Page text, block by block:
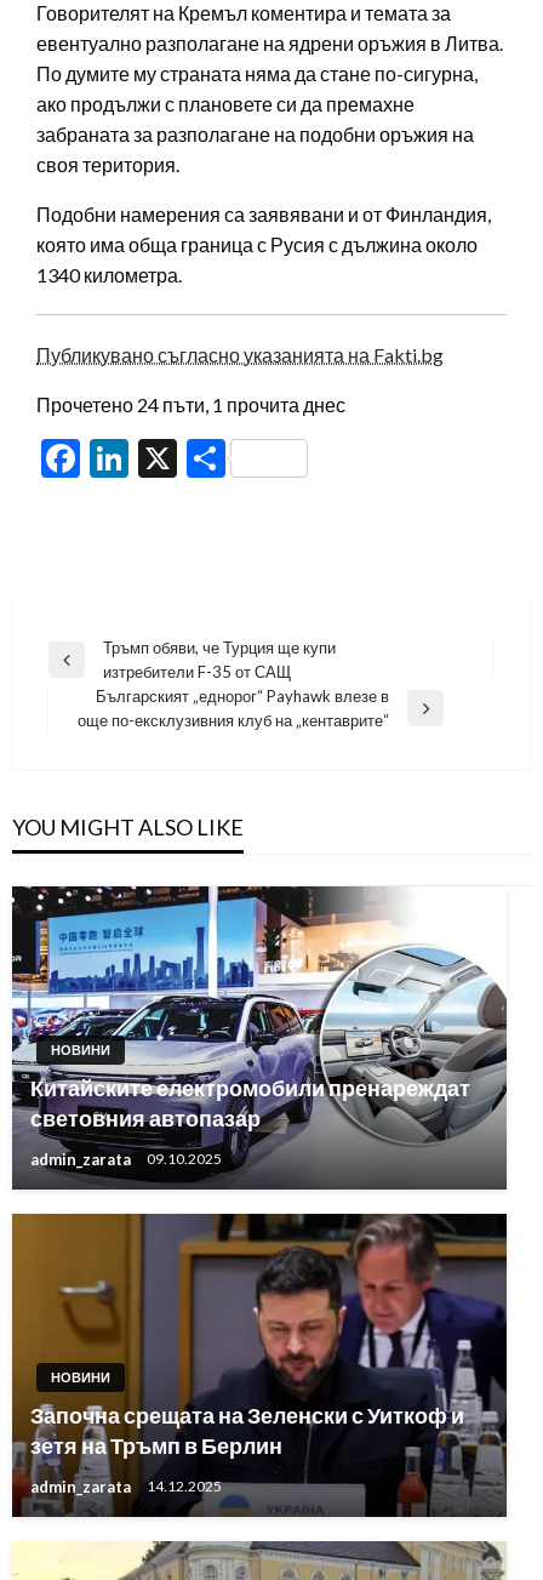
Говорителят на Кремъл коментира и темата за
евентуално разполагане на ядрени оръжия в Литва.
По думите му страната няма да стане по-сигурна,
ако продължи с плановете си да премахне
забраната за разполагане на подобни оръжия на
своя територия.
Подобни намерения са заявявани и от Финландия,
която има обща граница с Русия с дължина около
1340 километра.
Публикувано съгласно указанията на Fakti.bg
Прочетено 24 пъти, 1 прочита днес
Facebook
LinkedIn
X Share
Навигация
Previous
Тръмп обяви, че Турция ще купи
изтребители F-35 от САЩ
Next
Българският „еднорог“ Payhawk влезе в
още по-ексклузивния клуб на „кентаврите“
YOU MIGHT ALSO LIKE
НОВИНИ
Китайските електромобили пренареждат
световния автопазар
admin_zarata 09.10.2025
НОВИНИ
Започна срещата на Зеленски с Уиткоф и
зетя на Тръмп в Берлин
admin_zarata 14.12.2025